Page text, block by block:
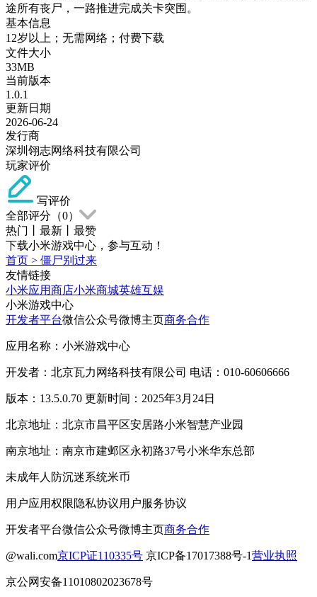
途所有丧尸，一路推进完成关卡突围。
基本信息
12岁以上；无需网络；付费下载
文件大小
33MB
当前版本
1.0.1
更新日期
2026-06-24
发行商
深圳翎志网络科技有限公司
玩家评价
写评价
全部评分（0）
热门
最新
最赞
下载小米游戏中心，参与互动！
首页 > 僵尸别过来
友情链接
小米应用商店小米商城英雄互娱
小米游戏中心
开发者平台微信公众号微博主页商务合作
应用名称：小米游戏中心
开发者：北京瓦力网络科技有限公司 电话：010-60606666
版本：13.5.0.70 更新时间：2025年3月24日
北京地址：北京市昌平区安居路小米智慧产业园
南京地址：南京市建邺区永初路37号小米华东总部
未成年人防沉迷系统米币
用户应用权限隐私协议用户服务协议
开发者平台微信公众号微博主页商务合作
@wali.com京ICP证110335号 京ICP备17017388号-1营业执照
京公网安备11010802023678号